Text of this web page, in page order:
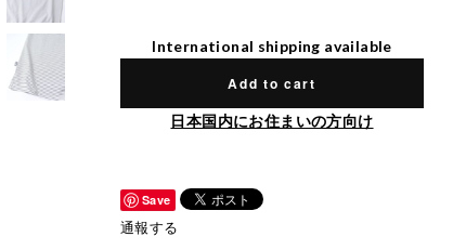
International shipping available
Add to cart
日本国内にお住まいの方向け
Save
通報する